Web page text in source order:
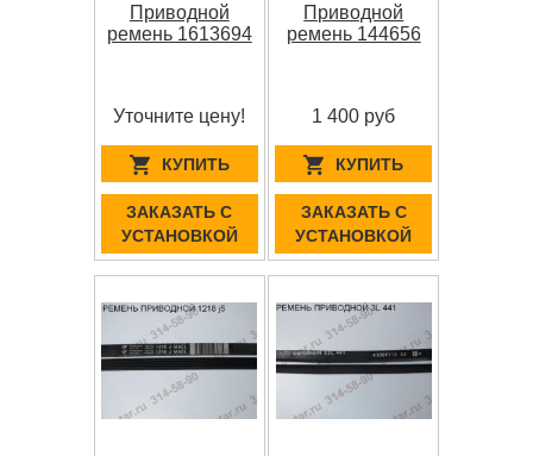
Приводной
ремень 1613694
Уточните цену!
КУПИТЬ
ЗАКАЗАТЬ С
УСТАНОВКОЙ
Приводной
ремень 144656
1 400 руб
КУПИТЬ
ЗАКАЗАТЬ С
УСТАНОВКОЙ